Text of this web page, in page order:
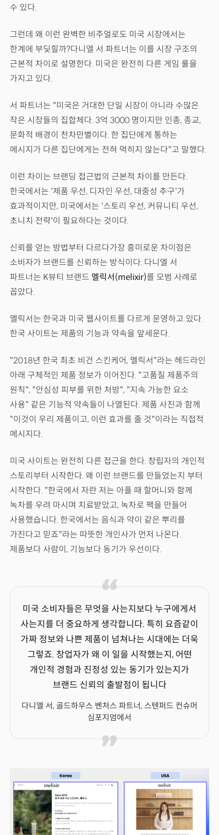
수 있다.
그런데 왜 이런 완벽한 비주얼로도 미국 시장에서는
한계에 부딪힐까?다니엘 서 파트너는 이를 시장 구조의
근본적 차이로 설명한다. 미국은 완전히 다른 게임 룰을
가지고 있다.
서 파트너는 "미국은 거대한 단일 시장이 아니라 수많은
작은 시장들의 집합체다. 3억 3000 명이지만 인종, 종교,
문화적 배경이 천차만별이다. 한 집단에게 통하는
메시지가 다른 집단에게는 전혀 먹히지 않는다"고 말했다.
이런 차이는 브랜딩 접근법의 근본적 차이를 만든다.
한국에서는 '제품 우선, 디자인 우선, 대중성 추구'가
효과적이지만, 미국에서는 '스토리 우선, 커뮤니티 우선,
초니치 전략'이 필요하다는 것이다.
신뢰를 얻는 방법부터 다르다가장 흥미로운 차이점은
소비자가 브랜드를 신뢰하는 방식이다. 다니엘 서
파트너는 K뷰티 브랜드 멜릭서(melixir)를 모범 사례로
꼽았다.
멜릭서는 한국과 미국 웹사이트를 다르게 운영하고 있다.
한국 사이트는 제품의 기능과 약속을 앞세운다.
"2018년 한국 최초 비건 스킨케어, 멜릭서"라는 헤드라인
아래 구체적인 제품 정보가 이어진다. "고품질 제품주의
원칙", "안심성 피부를 위한 처방", "지속 가능한 요소
사용" 같은 기능적 약속들이 나열된다. 제품 사진과 함께
"이것이 우리 제품이고, 이런 효과를 줄 것"이라는 직접적
메시지다.
미국 사이트는 완전히 다른 접근을 한다. 창립자의 개인적
스토리부터 시작한다. 왜 이런 브랜드를 만들었는지 부터
시작한다. "한국에서 자란 저는 아플 때 할머니와 함께
녹차를 우려 마시며 치료받았고, 녹차로 팩을 만들어
사용했습니다. 한국에서는 음식과 약이 같은 뿌리를
가진다고 믿죠"라는 따뜻한 개인사가 먼저 나온다.
제품보다 사람이, 기능보다 동기가 우선이다.
미국 소비자들은 무엇을 사는지보다 누구에게서
사는지를 더 중요하게 생각합니다. 특히 요즘같이
가짜 정보와 나쁜 제품이 넘쳐나는 시대에는 더욱
그렇죠. 창업자가 왜 이 일을 시작했는지, 어떤
개인적 경험과 진정성 있는 동기가 있는지가
브랜드 신뢰의 출발점이 됩니다
다니엘 서, 골드하우스 벤처스 파트너, 스텐퍼드 컨슈머
심포지엄에서